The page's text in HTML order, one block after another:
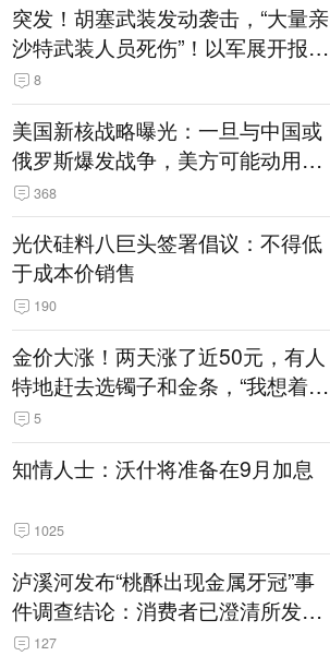
突发！胡塞武装发动袭击，“大量亲
沙特武装人员死伤”！以军展开报复
性空袭
8
美国新核战略曝光：一旦与中国或
俄罗斯爆发战争，美方可能动用战
术核武器
368
光伏硅料八巨头签署倡议：不得低
于成本价销售
190
金价大涨！两天涨了近50元，有人
特地赶去选镯子和金条，“我想着买
起来可以保值，小批量进一些货”
5
知情人士：沃什将准备在9月加息
1025
泸溪河发布“桃酥出现金属牙冠”事
件调查结论：消费者已澄清所发视
频情况不属实
127